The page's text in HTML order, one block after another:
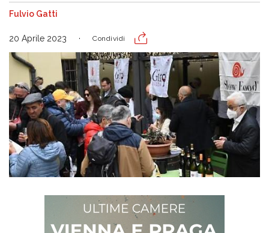
Fulvio Gatti
20 Aprile 2023 Condividi